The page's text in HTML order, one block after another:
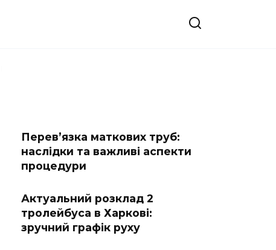
Перев’язка маткових труб:
наслідки та важливі аспекти
процедури
Актуальний розклад 2
тролейбуса в Харкові:
зручний графік руху